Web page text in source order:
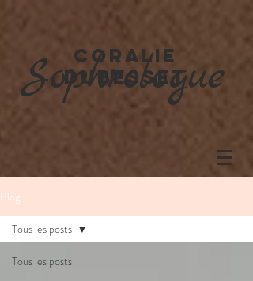
Coralie
dubesset
Sophrologue
Blog
Tous les posts
Tous les posts